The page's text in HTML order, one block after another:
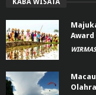
Award